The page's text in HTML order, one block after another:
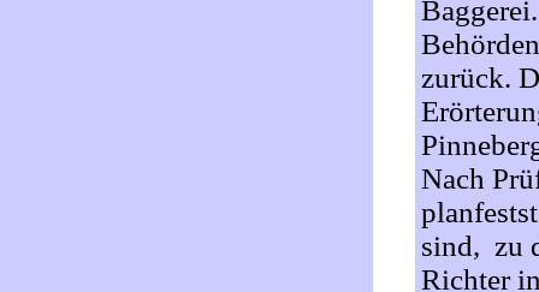
zurück.
Nach
sind, zu
Richter